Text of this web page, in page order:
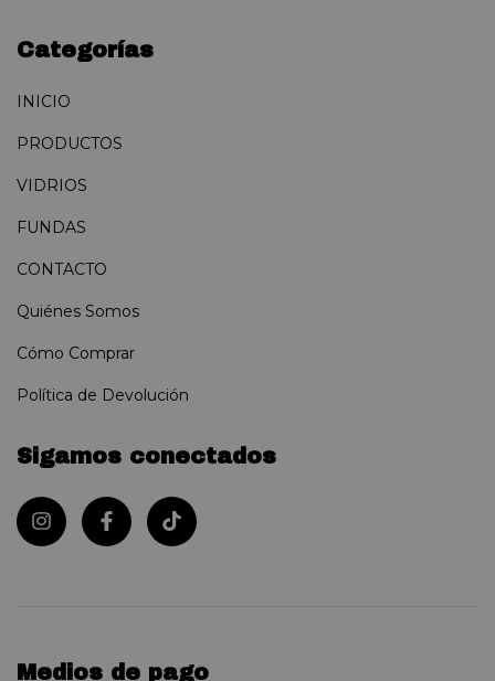
Categorías
INICIO
PRODUCTOS
VIDRIOS
FUNDAS
CONTACTO
Quiénes Somos
Cómo Comprar
Política de Devolución
Sigamos conectados
Medios de pago